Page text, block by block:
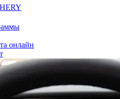
онлайн